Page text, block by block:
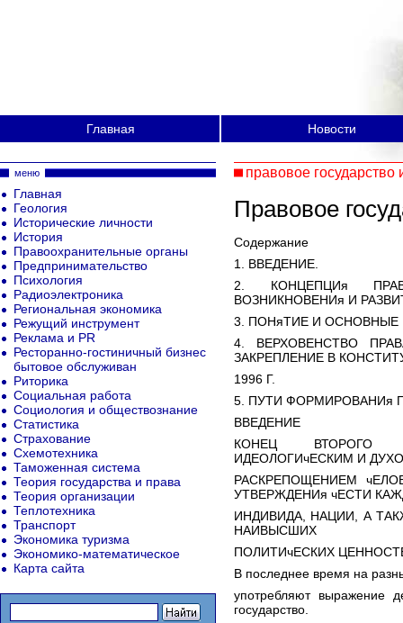
Главная Новости
правовое государство
Правовое
Содержание
1. ВВЕДЕНИЕ.
2. КОНЦЕПЦИя
ВОЗНИКНОВЕНИя И
3. ПОНяТИЕ И ОСНОВНЫЕ
4. ВЕРХОВЕНСТВО
ЗАКРЕПЛЕНИЕ В
1996 Г.
5. ПУТИ ФОРМИРОВАНИя
ВВЕДЕНИЕ
КОНЕЦ ВТОРОГО
ИДЕОЛОГИчЕСКИМ И
РАСКРЕПОЩЕНИЕМ
УТВЕРЖДЕНИя чЕСТИ
ИНДИВИДА, НАЦИИ, А
НАИВЫСШИХ
ПОЛИТИчЕСКИХ
В последнее время на
употребляют выражение
государство.
меню
Главная
Геология
Исторические личности
История
Правоохранительные органы
Предпринимательство
Психология
Радиоэлектроника
Региональная экономика
Режущий инструмент
Реклама и PR
Ресторанно-гостиничный бизнес
бытовое обслуживан
Риторика
Социальная работа
Социология и обществознание
Статистика
Страхование
Схемотехника
Таможенная система
Теория государства и права
Теория организации
Теплотехника
Транспорт
Экономика туризма
Экономико-математическое
Карта сайта